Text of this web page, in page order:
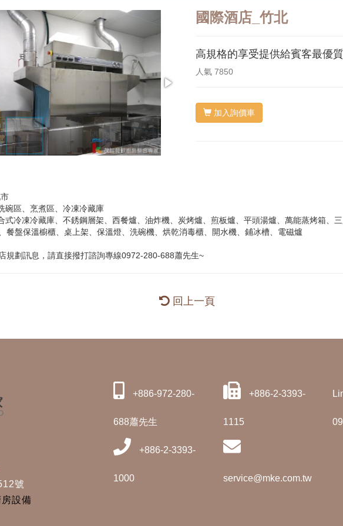
國際酒店_竹北
高規格的享受提供給賓客最優質
人氣 7850
加入詢價車
碗區、烹煮區、冷凍冷藏庫
式冷凍冷藏庫、不銹鋼層架、西餐爐、油炸機、炭烤爐、煎板爐、平頭湯爐、萬能蒸烤箱、
餐盤保溫櫥櫃、桌上架、保溫燈、洗碗機、烘乾消毒櫃、開水機、鋪冰槽、電磁爐
規劃訊息，請直接撥打諮詢專線0972-280-688蕭先生~
回上一頁
號
房設備
+886-972-280-
688蕭先生
+886-2-3393-
1000
+886-2-3393-
1115
service@mke.com.tw